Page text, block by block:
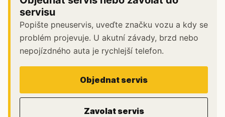
servisu
Popište pneuservis, uveďte značku vozu a kdy se
problém projevuje. U akutní závady, brzd nebo
nepojízdného auta je rychlejší telefon.
Objednat servis
Zavolat servis